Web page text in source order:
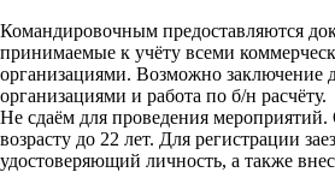
Командировочным предоставляются
принимаемые к учёту всеми
организациями. Возможно заключение
организациями и работа по б/н расчёту.
Не сдаём для проведения
возрасту до 22 лет. Для регистрации
удостоверяющий личность, а также